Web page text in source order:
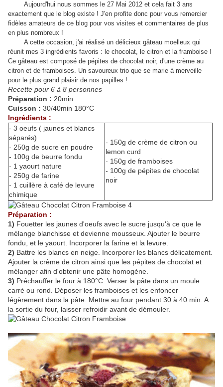
Aujourd'hui nous sommes le 27 Mai 2012 et cela fait 3 ans
exactement que le blog existe ! J'en profite donc pour vous remercier
fidèles amateurs de ce blog pour vos visites et commentaires de plus
en plus nombreux !
A cette occasion, j'ai réalisé un délicieux gâteau moelleux qui
réunit mes 3 ingrédients favoris : le chocolat, le citron et la framboise !
Ce gâteau est composé de pépites de chocolat noir, d'une crème au
citron et de framboises. Un savoureux trio que se marie à merveille
pour le plus grand plaisir de nos papilles !
Recette pour 6 à 8 personnes
Préparation : 20min
Cuisson : 30/40min 180°C
Ingrédients :
- 3 oeufs ( jaunes et blancs
séparés)
- 250g de sucre en poudre
- 100g de beurre fondu
- 1 yaourt nature
- 250g de farine
- 1 cuillère à café de levure
chimique
- 150g de crème de citron ou
lemon curd
- 150g de framboises
- 100g de pépites de chocolat
noir
Préparation :
1) Fouetter les jaunes d'oeufs avec le sucre jusqu'à ce que le
mélange blanchisse et devienne mousseux. Ajouter le beurre
fondu, et le yaourt. Incorporer la farine et la levure.
2) Battre les blancs en neige. Incorporer les blancs délicatement.
Ajouter la crème de citron ainsi que les pépites de chocolat et
mélanger afin d'obtenir une pâte homogène.
3) Préchauffer le four à 180°C. Verser la pâte dans un moule
carré ou rond. Déposer les framboises et les enfoncer
légèrement dans la pâte. Mettre au four pendant 30 à 40 min. A
la sortie du four, laisser refroidir avant de démouler.